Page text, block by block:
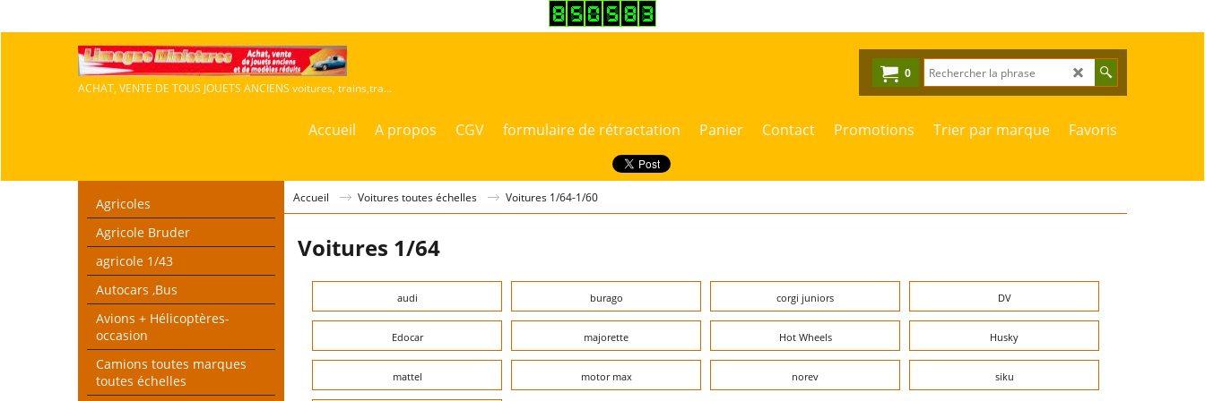
ACHAT, VENTE DE TOUS JOUETS ANCIENS voitures, trains,travaux publics,agricoles
0
Accueil A propos CGV formulaire de rétractation Panier Contact Promotions Trier par marque Favoris
Agricoles
Agricole Bruder
agricole 1/43
Autocars ,Bus
Avions + Hélicoptères-
occasion
Camions toutes marques
toutes échelles
Accueil Voitures toutes échelles Voitures 1/64-1/60
Voitures 1/64
audi burago corgi juniors DV
Edocar majorette Hot Wheels Husky
mattel motor max norev siku